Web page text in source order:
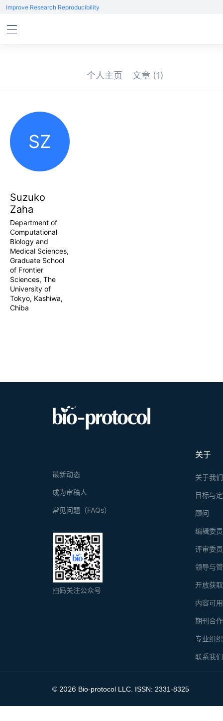
Improve Research Reproducibility
个人主页 文章 (1)
SZ
Suzuko
Zaha
Department of
Computational
Biology and
Medical Sciences,
Graduate School
of Frontier
Sciences, The
University of
Tokyo, Kashiwa,
Chiba
关于
关于我们
目标与
顾问
编辑委
评审委
领导与
开放获
内容可
期刊合
专业组
联系我们
最新动态
成为审稿人
常见问题（FAQs）
扫码关注公众号
© 2026 Bio-protocol LLC. ISSN: 2331-8325